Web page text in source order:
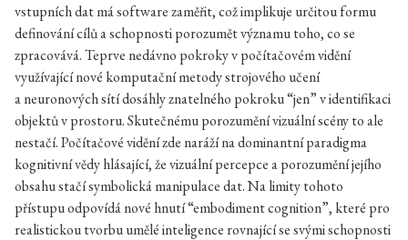
vstupních dat má software zaměřit, což implikuje určitou formu
definování cílů a schopnosti porozumět významu toho, co se
zpracovává. Teprve nedávno pokroky v počítačovém vidění
využívající nové komputační metody strojového učení
a neuronových sítí dosáhly znatelného pokroku “jen” v identifikaci
objektů v prostoru. Skutečnému porozumění vizuální scény to ale
nestačí. Počítačové vidění zde naráží na dominantní paradigma
kognitivní vědy hlásající, že vizuální percepce a porozumění jejího
obsahu stačí symbolická manipulace dat. Na limity tohoto
přístupu odpovídá nové hnutí “embodiment cognition”, které pro
realistickou tvorbu umělé inteligence rovnající se svými schopnosti